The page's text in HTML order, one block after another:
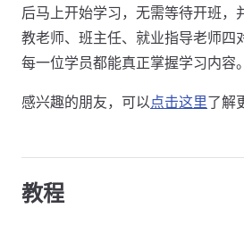
后马上开始学习，无需等待开班，
教老师、班主任、就业指导老师四
每一位学员都能真正掌握学习内容。
感兴趣的朋友，可以点击这里了解
教程